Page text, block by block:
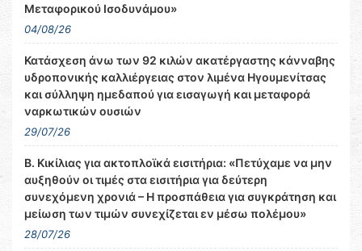
Μεταφορικού Ισοδυνάμου»
04/08/26
Κατάσχεση άνω των 92 κιλών ακατέργαστης κάνναβης
υδροπονικής καλλιέργειας στον λιμένα Ηγουμενίτσας
και σύλληψη ημεδαπού για εισαγωγή και μεταφορά
ναρκωτικών ουσιών
29/07/26
Β. Κικίλιας για ακτοπλοϊκά εισιτήρια: «Πετύχαμε να μην
αυξηθούν οι τιμές στα εισιτήρια για δεύτερη
συνεχόμενη χρονιά – Η προσπάθεια για συγκράτηση και
μείωση των τιμών συνεχίζεται εν μέσω πολέμου»
28/07/26